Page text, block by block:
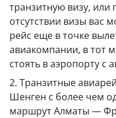
транзитную визу,
отсутствии визы вас
рейс еще в точке
авиакомпании, в тот
стоять в аэропорту с
2. Транзитные
Шенген с более чем
маршрут Алматы —